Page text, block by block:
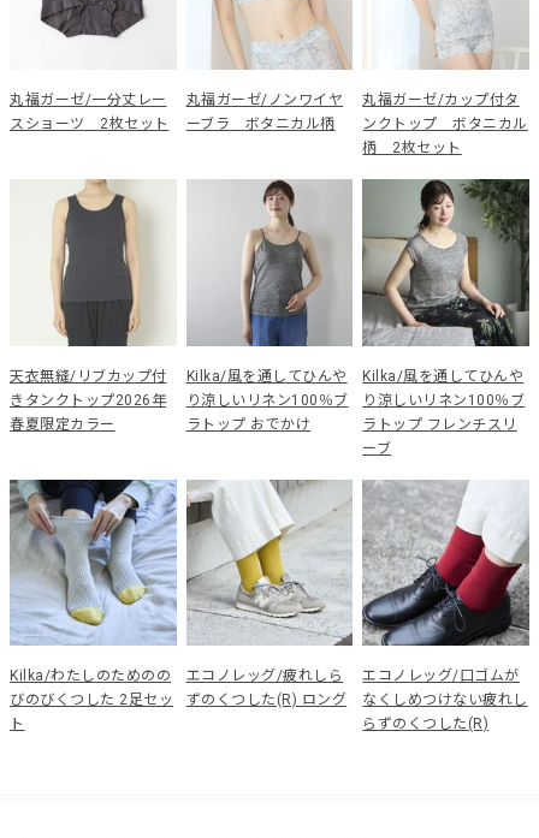
丸福ガーゼ/一分丈レー
スショーツ 2枚セット
丸福ガーゼ/ノンワイヤ
ーブラ ボタニカル柄
丸福ガーゼ/カップ付タ
ンクトップ ボタニカル
柄 2枚セット
天衣無縫/リブカップ付
きタンクトップ2026年
春夏限定カラー
Kilka/風を通してひんや
り涼しいリネン100％ブ
ラトップ おでかけ
Kilka/風を通してひんや
り涼しいリネン100％ブ
ラトップ フレンチスリ
ーブ
Kilka/わたしのためのの
びのびくつした 2足セッ
ト
エコノレッグ/疲れしら
ずのくつした(R) ロング
エコノレッグ/口ゴムが
なくしめつけない疲れし
らずのくつした(R)